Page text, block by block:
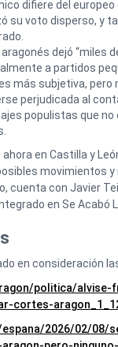
difiere del
su voto disperso, y
dejó “miles
a partidos
más subjetiva, pero
perjudicada al
populistas que
en Castilla y
movimientos
cuenta con Javier
en Se Acabó
en consideración
politica/
cortes-
2026/02/